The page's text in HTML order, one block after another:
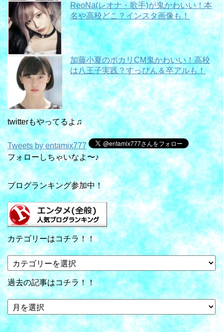
ReoNa(レオナ・歌手)が鬼かわいい！本
名や高校どこ？インスタ画像も！
加藤小夏のポカリCM鬼かわいい！高校
は八王子実践？すっぴん＆卒アルも！
twitterもやってるよ♫
Tweets by entamix777
フォローしちゃいなよ〜♪
ブログランキング参加中！
カテゴリーはコチラ！！
テ
ゴ
リ
ー
は
コ
過去の記事はコチラ！！
過
去
の